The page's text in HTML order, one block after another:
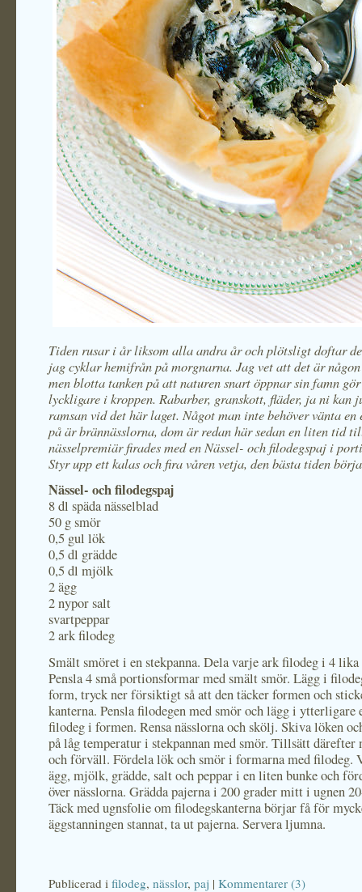
Tiden rusar i år liksom alla andra år och plötsligt doftar
jag cyklar hemifrån på morgnarna. Jag vet att det är någon
men blotta tanken på att naturen snart öppnar sin famn
lyckligare i kroppen. Rabarber, granskott, fläder, ja ni kan
ramsan vid det här laget. Något man inte behöver vänta en
på är brännässlorna, dom är redan här sedan en liten tid
nässelpremiär firades med en Nässel- och filodegspaj i
Styr upp ett kalas och fira våren vetja, den bästa tiden
Nässel- och filodegspaj
8 dl späda nässelblad
50 g smör
0,5 gul lök
0,5 dl grädde
0,5 dl mjölk
2 ägg
2 nypor salt
svartpeppar
2 ark filodeg
Smält smöret i en stekpanna. Dela varje ark filodeg i 4 lika
Pensla 4 små portionsformar med smält smör. Lägg i
form, tryck ner försiktigt så att den täcker formen och
kanterna. Pensla filodegen med smör och lägg i ytterligare
filodeg i formen. Rensa nässlorna och skölj. Skiva löken
på låg temperatur i stekpannan med smör. Tillsätt därefter
och förväll. Fördela lök och smör i formarna med filodeg.
ägg, mjölk, grädde, salt och peppar i en liten bunke och
över nässlorna. Grädda pajerna i 200 grader mitt i ugnen
Täck med ugnsfolie om filodegskanterna börjar få för
äggstanningen stannat, ta ut pajerna. Servera ljumna.
Publicerad i filodeg, nässlor, paj | Kommentarer (3)